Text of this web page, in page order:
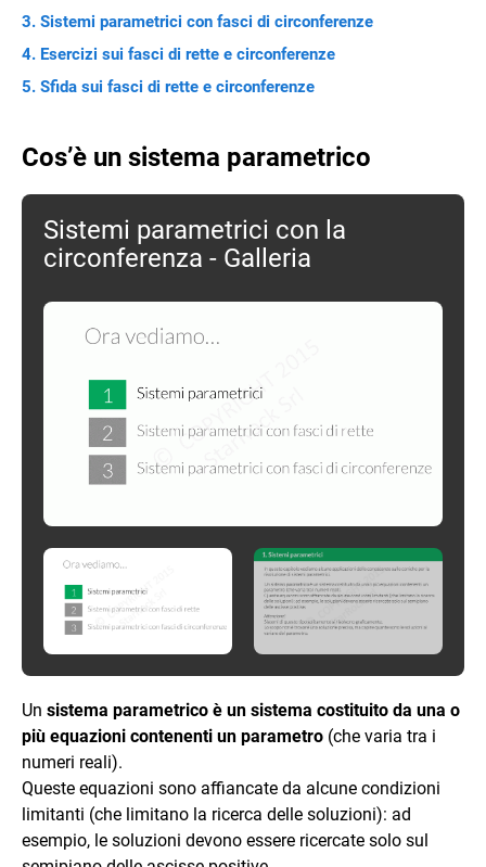
Sistemi parametrici con fasci di circonferenze
Esercizi sui fasci di rette e circonferenze
Sfida sui fasci di rette e circonferenze
Cos’è un sistema parametrico
Sistemi parametrici con la
circonferenza - Galleria
Un sistema parametrico è un sistema costituito da una o
più equazioni contenenti un parametro (che varia tra i
numeri reali).
Queste equazioni sono affiancate da alcune condizioni
limitanti (che limitano la ricerca delle soluzioni): ad
esempio, le soluzioni devono essere ricercate solo sul